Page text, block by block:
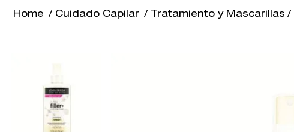
Cuidado Capilar Tratamiento y Mascarillas
4